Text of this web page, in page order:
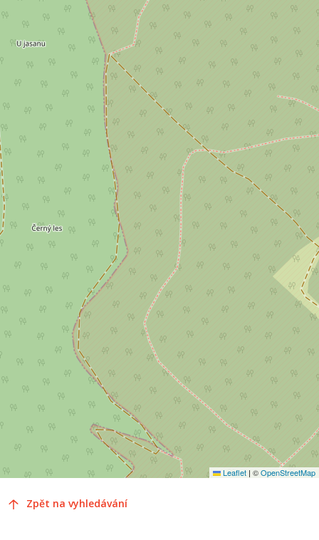
Leaflet | ©OpenStreetMap
Zpět na vyhledávání